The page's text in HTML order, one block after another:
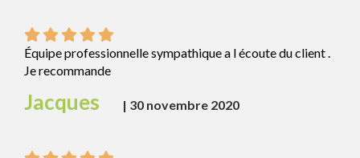
Équipe professionnelle sympathique a l écoute du client .
Je recommande
Jacques | 30 novembre 2020